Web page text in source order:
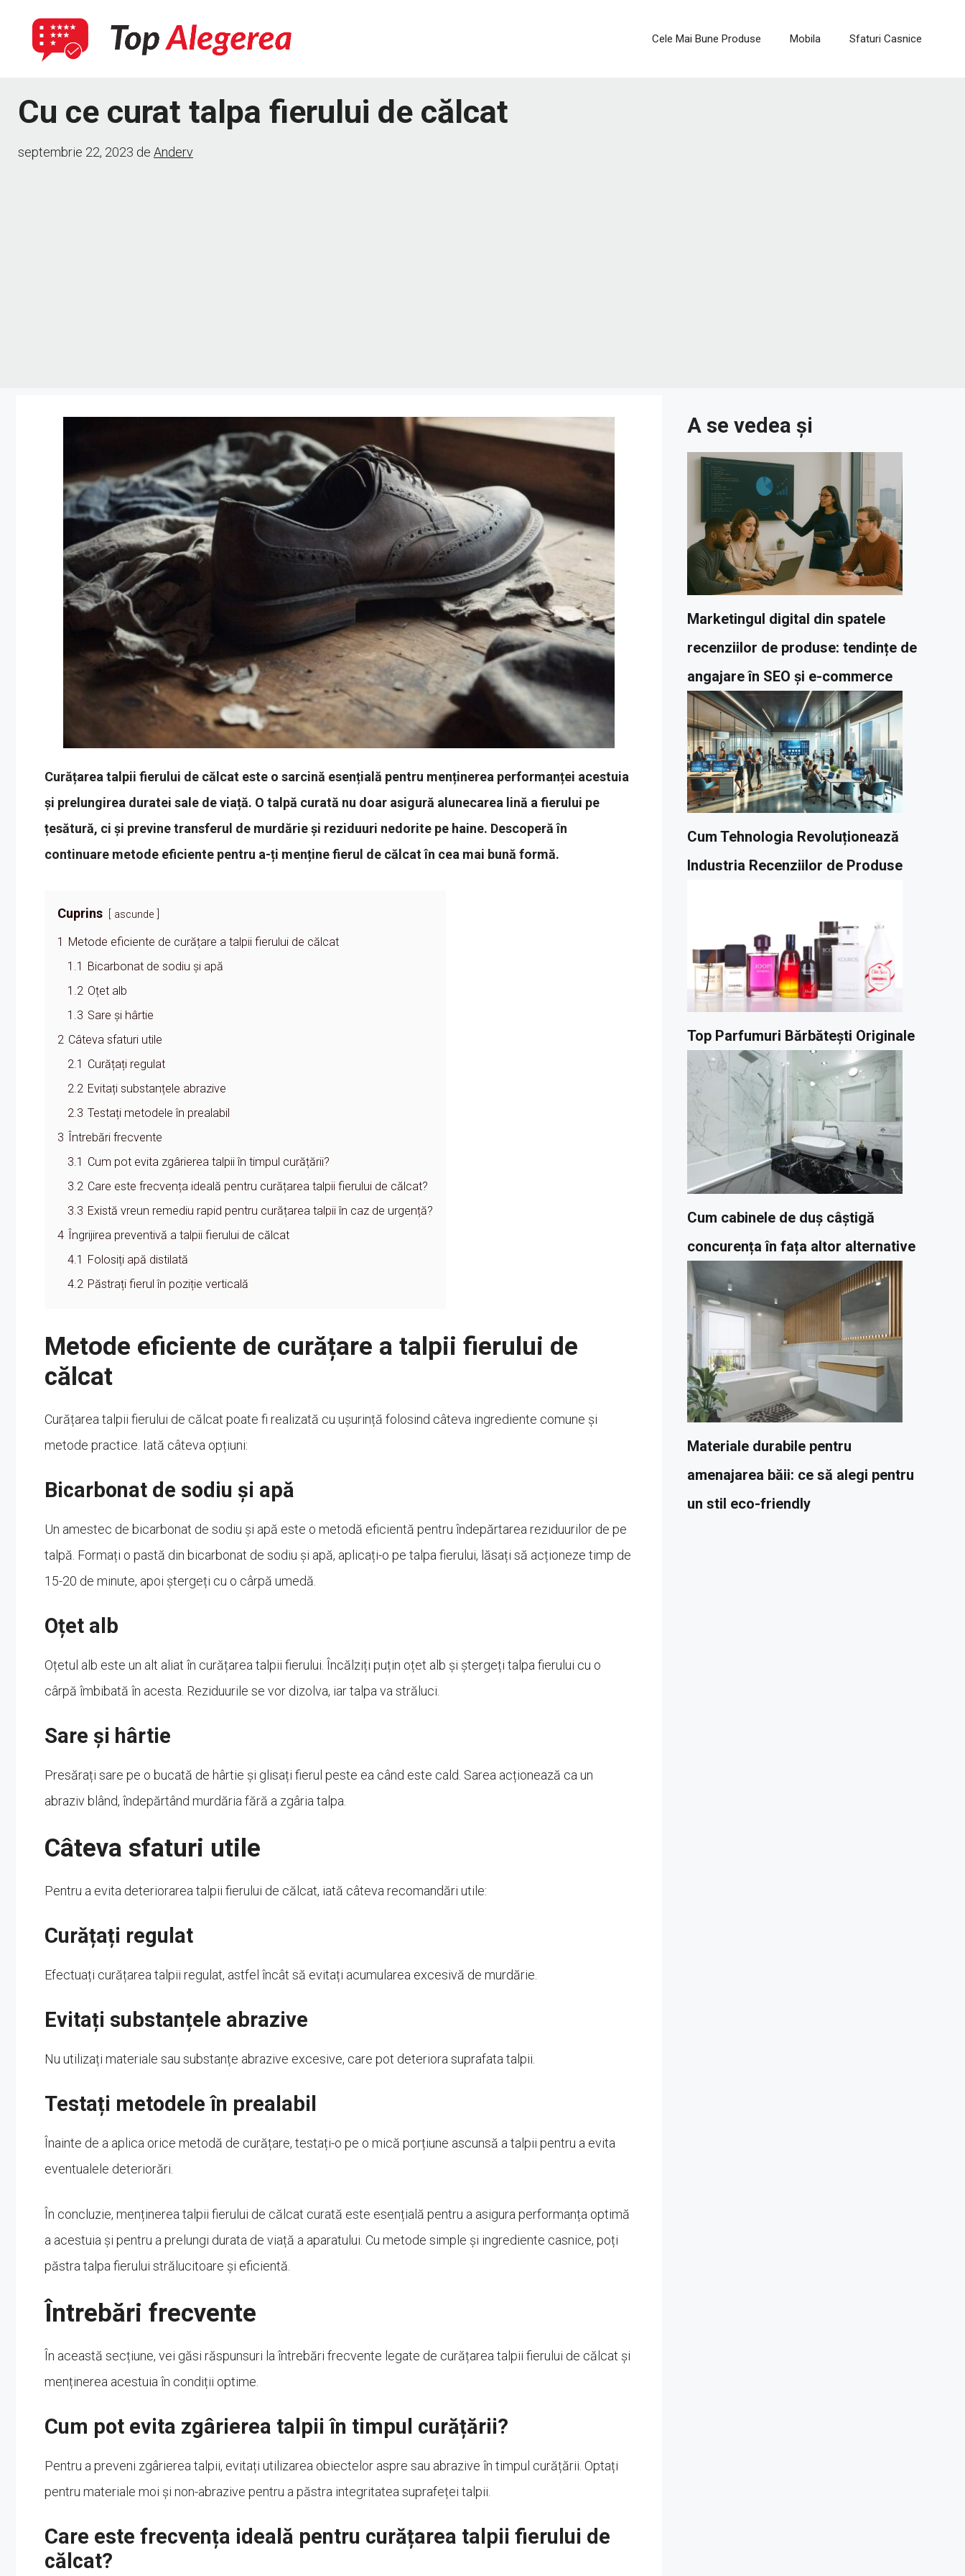
conținut
Cele Mai Bune Produse Mobila Sfaturi Casnice
Cu ce curat talpa fierului de călcat
septembrie 22, 2023 de Anderv
Curățarea talpii fierului de călcat este o sarcină esențială pentru menținerea performanței acestuia
și prelungirea duratei sale de viață. O talpă curată nu doar asigură alunecarea lină a fierului pe
țesătură, ci și previne transferul de murdărie și reziduuri nedorite pe haine. Descoperă în
continuare metode eficiente pentru a-ți menține fierul de călcat în cea mai bună formă.
Cuprins ascunde
1 Metode eficiente de curățare a talpii fierului de călcat
1.1 Bicarbonat de sodiu și apă
1.2 Oțet alb
1.3 Sare și hârtie
2 Câteva sfaturi utile
2.1 Curățați regulat
2.2 Evitați substanțele abrazive
2.3 Testați metodele în prealabil
3 Întrebări frecvente
3.1 Cum pot evita zgârierea talpii în timpul curățării?
3.2 Care este frecvența ideală pentru curățarea talpii fierului de călcat?
3.3 Există vreun remediu rapid pentru curățarea talpii în caz de urgență?
4 Îngrijirea preventivă a talpii fierului de călcat
4.1 Folosiți apă distilată
4.2 Păstrați fierul în poziție verticală
Metode eficiente de curățare a talpii fierului de
călcat
Curățarea talpii fierului de călcat poate fi realizată cu ușurință folosind câteva ingrediente comune și
metode practice. Iată câteva opțiuni:
Bicarbonat de sodiu și apă
Un amestec de bicarbonat de sodiu și apă este o metodă eficientă pentru îndepărtarea reziduurilor de pe
talpă. Formați o pastă din bicarbonat de sodiu și apă, aplicați-o pe talpa fierului, lăsați să acționeze timp de
15-20 de minute, apoi ștergeți cu o cârpă umedă.
Oțet alb
Oțetul alb este un alt aliat în curățarea talpii fierului. Încălziți puțin oțet alb și ștergeți talpa fierului cu o
cârpă îmbibată în acesta. Reziduurile se vor dizolva, iar talpa va străluci.
Sare și hârtie
Presărați sare pe o bucată de hârtie și glisați fierul peste ea când este cald. Sarea acționează ca un
abraziv blând, îndepărtând murdăria fără a zgâria talpa.
Câteva sfaturi utile
Pentru a evita deteriorarea talpii fierului de călcat, iată câteva recomandări utile:
Curățați regulat
Efectuați curățarea talpii regulat, astfel încât să evitați acumularea excesivă de murdărie.
Evitați substanțele abrazive
Nu utilizați materiale sau substanțe abrazive excesive, care pot deteriora suprafata talpii.
Testați metodele în prealabil
Înainte de a aplica orice metodă de curățare, testați-o pe o mică porțiune ascunsă a talpii pentru a evita
eventualele deteriorări.
În concluzie, menținerea talpii fierului de călcat curată este esențială pentru a asigura performanța optimă
a acestuia și pentru a prelungi durata de viață a aparatului. Cu metode simple și ingrediente casnice, poți
păstra talpa fierului strălucitoare și eficientă.
Întrebări frecvente
În această secțiune, vei găsi răspunsuri la întrebări frecvente legate de curățarea talpii fierului de călcat și
menținerea acestuia în condiții optime.
Cum pot evita zgârierea talpii în timpul curățării?
Pentru a preveni zgârierea talpii, evitați utilizarea obiectelor aspre sau abrazive în timpul curățării. Optați
pentru materiale moi și non-abrazive pentru a păstra integritatea suprafeței talpii.
Care este frecvența ideală pentru curățarea talpii fierului de
călcat?
A se vedea și
Marketingul digital din spatele
recenziilor de produse: tendințe de
angajare în SEO și e-commerce
Cum Tehnologia Revoluționează
Industria Recenziilor de Produse
Top Parfumuri Bărbătești Originale
Cum cabinele de duș câștigă
concurența în fața altor alternative
Materiale durabile pentru
amenajarea băii: ce să alegi pentru
un stil eco-friendly